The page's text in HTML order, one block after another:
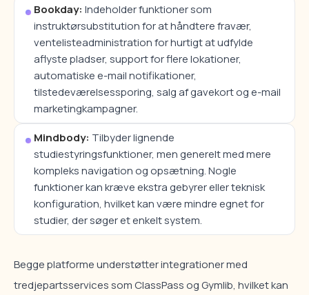
Bookday: Indeholder funktioner som
instruktørsubstitution for at håndtere fravær,
ventelisteadministration for hurtigt at udfylde
aflyste pladser, support for flere lokationer,
automatiske e-mail notifikationer,
tilstedeværelsessporing, salg af gavekort og e-mail
marketingkampagner.
Mindbody: Tilbyder lignende
studiestyringsfunktioner, men generelt med mere
kompleks navigation og opsætning. Nogle
funktioner kan kræve ekstra gebyrer eller teknisk
konfiguration, hvilket kan være mindre egnet for
studier, der søger et enkelt system.
Begge platforme understøtter integrationer med
tredjepartsservices som ClassPass og Gymlib, hvilket kan